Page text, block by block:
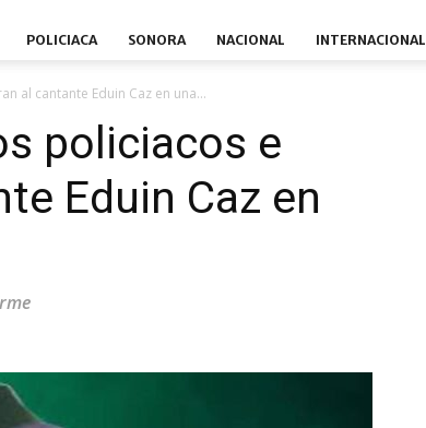
POLICIACA SONORA NACIONAL INTERNACIONAL
al cantante Eduin Caz en una...
policiacos e
Eduin Caz en